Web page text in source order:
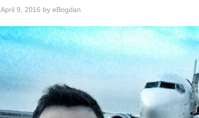
April 9, 2016 by eBogdan